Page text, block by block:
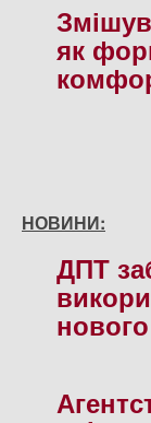
як
НОВИНИ:
ДПТ